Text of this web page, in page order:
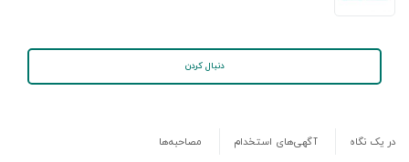
دنبال کردن
در یک نگاه آگهی‌های استخدام مصاحبه‌ها